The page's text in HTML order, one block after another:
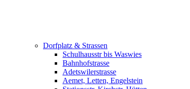
Dorfplatz & Strassen
Schulhausstr bis Waswies
Bahnhofstrasse
Adetswilerstrasse
Aemet, Letten, Engelstein